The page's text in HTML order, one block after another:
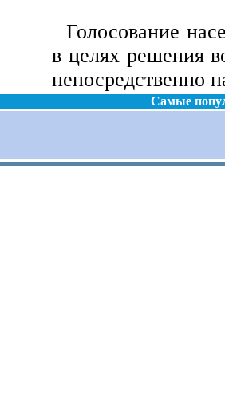
Голосование
в целях решения
непосредственно
Самые